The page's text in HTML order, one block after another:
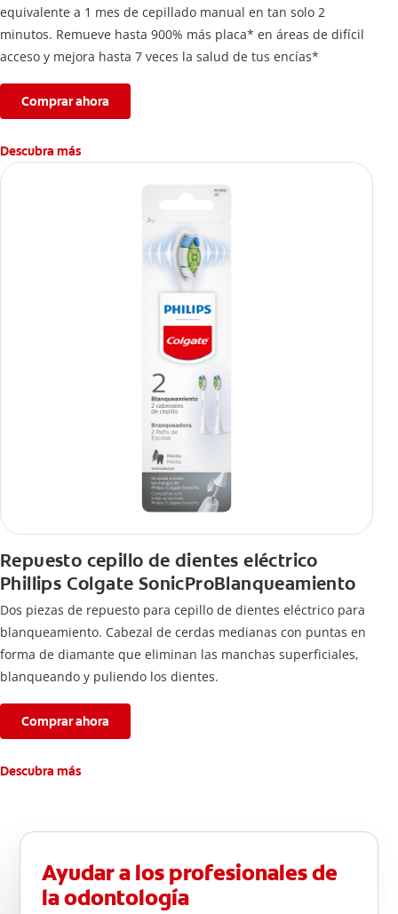
equivalente a 1 mes de cepillado manual en tan solo 2
minutos. Remueve hasta 900% más placa* en áreas de difícil
acceso y mejora hasta 7 veces la salud de tus encías*
Comprar ahora
Descubra más
Repuesto cepillo de dientes eléctrico
Phillips Colgate SonicProBlanqueamiento
Dos piezas de repuesto para cepillo de dientes eléctrico para
blanqueamiento. Cabezal de cerdas medianas con puntas en
forma de diamante que eliminan las manchas superficiales,
blanqueando y puliendo los dientes.
Comprar ahora
Descubra más
Ayudar a los profesionales de
la odontología